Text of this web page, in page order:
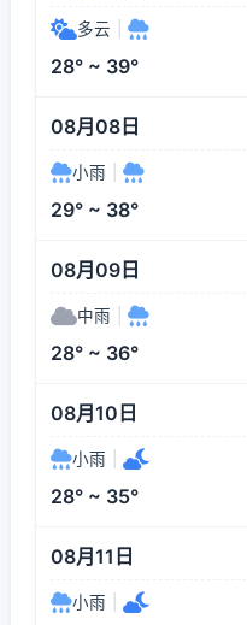
多云
28° ~ 39°
08月08日
小雨
29° ~ 38°
08月09日
中雨
28° ~ 36°
08月10日
小雨
28° ~ 35°
08月11日
小雨